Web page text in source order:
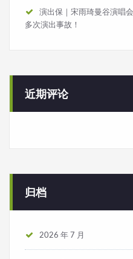
演出保｜宋雨琦曼谷演唱
多次演出事故！
近期评论
归档
2026 年 7 月